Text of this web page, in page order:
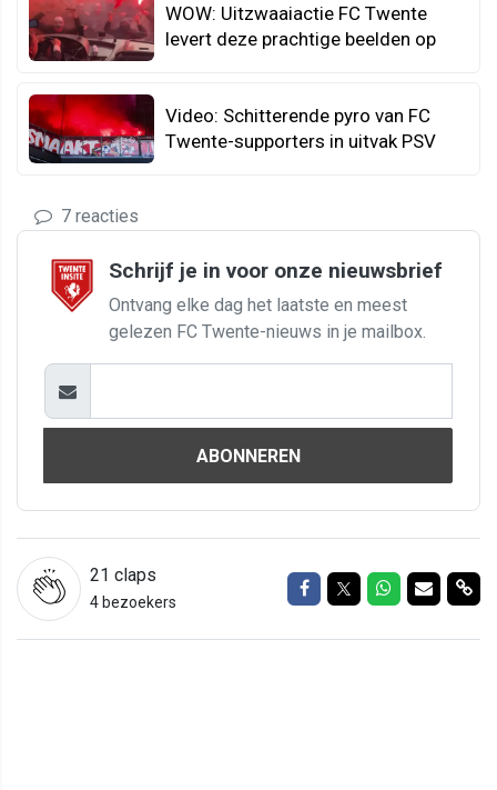
WOW: Uitzwaaiactie FC Twente
levert deze prachtige beelden op
Video: Schitterende pyro van FC
Twente-supporters in uitvak PSV
7 reacties
Schrijf je in voor onze nieuwsbrief
Ontvang elke dag het laatste en meest
gelezen FC Twente-nieuws in je mailbox.
ABONNEREN
21 claps
4 bezoekers
Delen op Facebook
Delen op Twitter
Delen op
Delen